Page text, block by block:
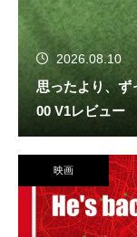
2026.08.10
思ったより、ず
00 V1レビュー
映画